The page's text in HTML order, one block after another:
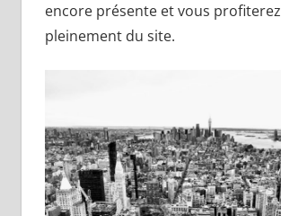
encore présente et vous profiterez
pleinement du site.